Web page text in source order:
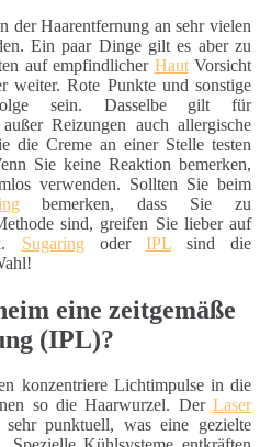
der Haarentfernung an sehr vielen
Ein paar Dinge gilt es aber zu
auf empfindlicher HautVorsicht
weiter. Rote Punkte und sonstige
sein. Dasselbe gilt für
Reizungen auch allergische
die Creme an einer Stelle testen
Sie keine Reaktion bemerken,
verwenden. Sollten Sie beim
bemerken, dass Sie zu
sind, greifen Sie lieber auf
Sugaring oder IPLsind die
eine zeitgemäße
(IPL)?
konzentriere Lichtimpulse in die
so die Haarwurzel. Der Laser
punktuell, was eine gezielte